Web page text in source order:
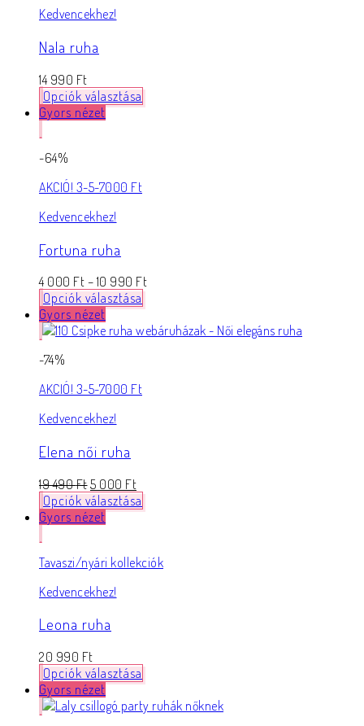
Kedvencekhez!
Nala ruha
14 990 Ft
Opciók választása
Gyors nézet
-64%
AKCIÓ! 3-5-7000 Ft
Kedvencekhez!
Fortuna ruha
4 000 Ft – 10 990 Ft
Opciók választása
Gyors nézet
-74%
AKCIÓ! 3-5-7000 Ft
Kedvencekhez!
Elena női ruha
19 490Ft5 000 Ft
Opciók választása
Gyors nézet
Tavaszi/nyári kollekciók
Kedvencekhez!
Leona ruha
20 990 Ft
Opciók választása
Gyors nézet